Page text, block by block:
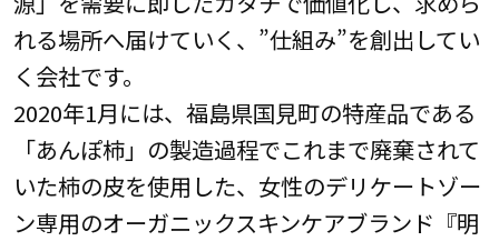
れる場所へ届けていく、”仕組み”を創出してい
く会社です。
2020年1月には、福島県国見町の特産品である
「あんぽ柿」の製造過程でこれまで廃棄されて
いた柿の皮を使用した、女性のデリケートゾー
ン専用のオーガニックスキンケアブランド『明